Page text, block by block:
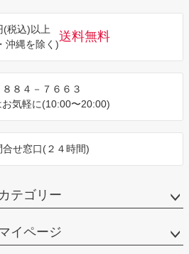
(税込)以上
沖縄を除く)
送料無料
８８４－７６６３
お気軽に(10:00〜20:00)
合せ窓口(２４時間)
カテゴリー
イページ